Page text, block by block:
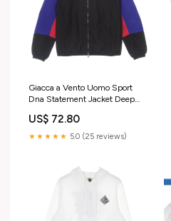
Giacca a Vento Uomo Sport
Dna Statement Jacket Deep
US$ 72.80
★★★★★ 5.0 (25 reviews)